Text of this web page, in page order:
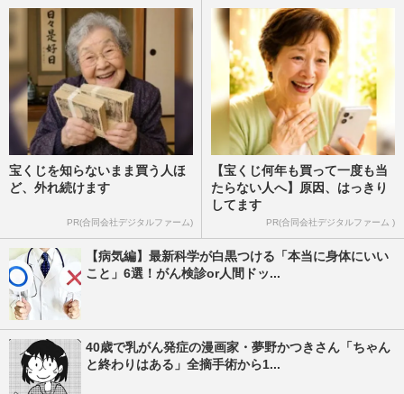
宝くじを知らないまま買う人ほ
ど、外れ続けます
PR(合同会社デジタルファーム)
【宝くじ何年も買って一度も当
たらない人へ】原因、はっきり
してます
PR(合同会社デジタルファーム )
【病気編】最新科学が白黒つける「本当に身体にいい
こと」6選！がん検診or人間ドッ...
40歳で乳がん発症の漫画家・夢野かつきさん「ちゃん
と終わりはある」全摘手術から1...